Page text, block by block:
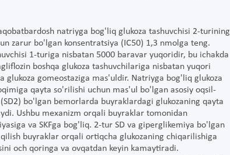
natriyga bog'liq glukoza tashuvchisi 2-turining
zarur bo'lgan konsentratsiya (IC50) 1,3 nmolga teng.
1-turiga nisbatan 5000 baravar yuqoridir, bu ichakda
boshqa glukoza tashuvchilariga nisbatan yuqori
gomeostaziga mas'uldir. Natriyga bog'liq glukoza
qayta so'rilishi uchun mas'ul bo'lgan asosiy oqsil-
bo'lgan bemorlarda buyraklardagi glukozaning qayta
Ushbu mexanizm orqali buyraklar tomonidan
va SKFga bog'liq. 2-tur SD va giperglikemiya bo'lgan
buyraklar orqali ortiqcha glukozaning chiqarilishiga
och qoringa va ovqatdan keyin kamaytiradi.